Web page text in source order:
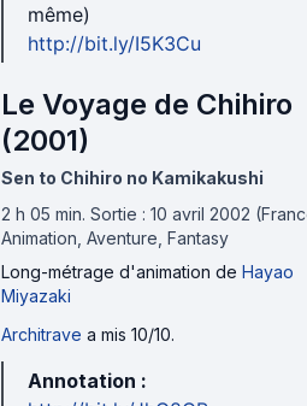
même)
http://bit.ly/I5K3Cu
Le Voyage de Chihiro
(2001)
Sen to Chihiro no Kamikakushi
2 h 05 min. Sortie : 10 avril 2002
Animation, Aventure, Fantasy
Long-métrage d'animation de Hayao
Miyazaki
Architrave a mis 10/10.
Annotation :